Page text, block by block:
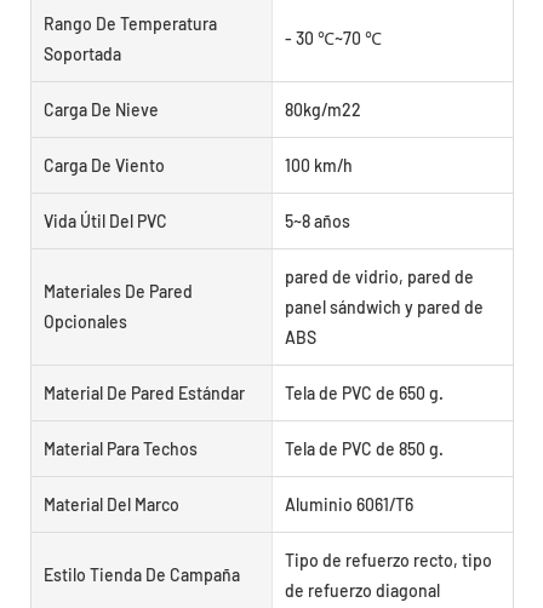
Rango De Temperatura
Soportada
- 30 ℃~70 ℃
Carga De Nieve 80kg/m22
Carga De Viento 100 km/h
Vida Útil Del PVC 5~8 años
Materiales De Pared
Opcionales
pared de vidrio, pared de
panel sándwich y pared de
ABS
Material De Pared Estándar Tela de PVC de 650 g.
Material Para Techos Tela de PVC de 850 g.
Material Del Marco Aluminio 6061/T6
Estilo Tienda De Campaña
Tipo de refuerzo recto, tipo
de refuerzo diagonal